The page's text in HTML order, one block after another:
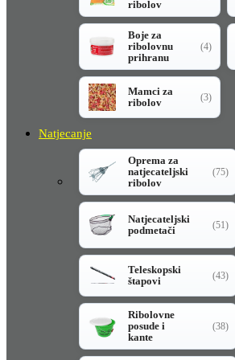
ribolov
Boje za
ribolovnu
prihranu
(4)
Mamci za
ribolov
(3)
Natjecanje
Oprema za
natjecateljski
ribolov
(75)
Natjecateljski
podmetači
(51)
Teleskopski
štapovi
(43)
Ribolovne
posude i
kante
(38)